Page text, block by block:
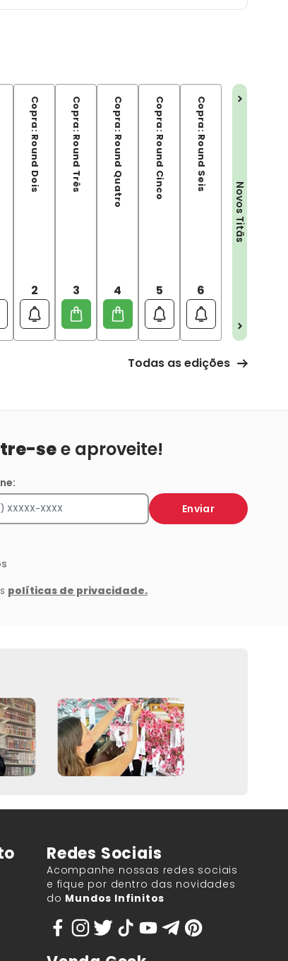
Copra: Round Dois
2
Copra: Round Três
3
Copra: Round Quatro
4
Copra: Round Cinco
5
Copra: Round Seis
6
Novos Titãs
Todas as edições
Redes Sociais
Acompanhe nossas redes sociais
e fique por dentro das novidades
do Mundos Infinitos